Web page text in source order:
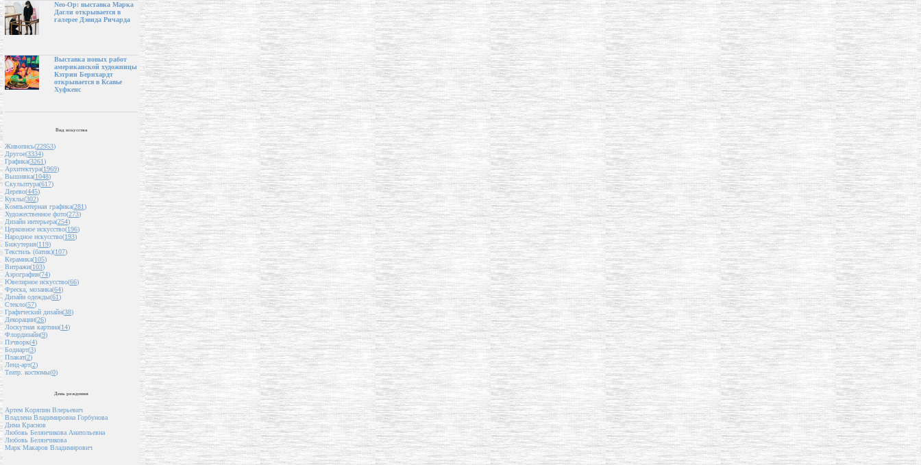
Neo-Op: выставка Марка
Дагли открывается в
галерее Дэвида Ричарда
Выставка новых работ
американской художницы
Кэтрин Бернхардт
открывается в Ксавье
Хуфкенс
Вид искусства
Живопись(22953)
Другое(3334)
Графика(3261)
Архитектура(1969)
Вышивка(1048)
Скульптура(617)
Дерево(445)
Куклы(302)
Компьютерная графика(281)
Художественное фото(273)
Дизайн интерьера(254)
Церковное искусство(196)
Народное искусство(193)
Бижутерия(119)
Текстиль (батик)(107)
Керамика(105)
Витражи(103)
Аэрография(74)
Ювелирное искусство(66)
Фреска, мозаика(64)
Дизайн одежды(61)
Стекло(57)
Графический дизайн(38)
Декорации(26)
Лоскутная картина(14)
Флордизайн(9)
Пэчворк(4)
Бодиарт(3)
Плакат(2)
Ленд-арт(2)
Театр. костюмы(0)
День рождения
Артем Коряпин Влерьевич
Владлена Владимировна Горбунова
Дима Краснов
Любовь Белянчикова Анатольевна
Любовь Белянчикова
Марк Макаров Владимирович